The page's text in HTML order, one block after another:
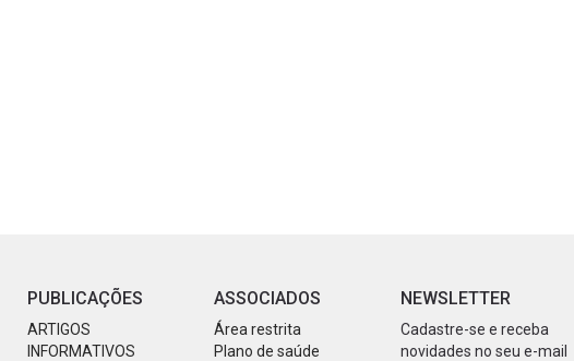
PUBLICAÇÕES
ARTIGOS
INFORMATIVOS
ASSOCIADOS
Área restrita
Plano de saúde
NEWSLETTER
Cadastre-se e receba
novidades no seu e-mail